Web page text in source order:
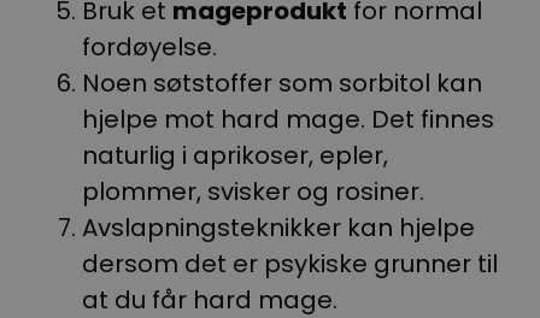
Bruk et mageprodukt for normal
fordøyelse.
Noen søtstoffer som sorbitol kan
hjelpe mot hard mage. Det finnes
naturlig i aprikoser, epler,
plommer, svisker og rosiner.
Avslapningsteknikker kan hjelpe
dersom det er psykiske grunner til
at du får hard mage.